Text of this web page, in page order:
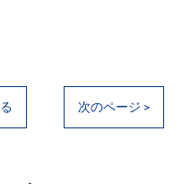
次のページ >